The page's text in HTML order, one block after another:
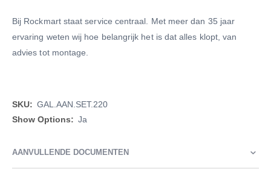
Bij Rockmart staat service centraal. Met meer dan 35 jaar
ervaring weten wij hoe belangrijk het is dat alles klopt, van
advies tot montage.
Meer
informatie
GAL.AAN.SET.220
Ja
AANVULLENDE DOCUMENTEN